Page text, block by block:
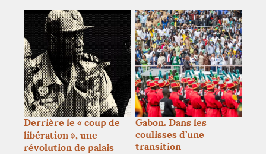
Derrière le « coup de
libération », une
révolution de palais
Gabon. Dans les
coulisses d’une
transition